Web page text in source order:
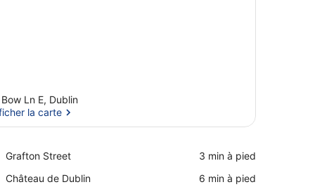
Bow Ln E, Dublin
la carte
Grafton Street
Place,
Street
‪3 min à pied‬
Château de Dublin
Place,
‪6 min à pied‬